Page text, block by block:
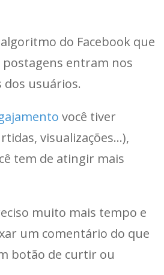
do Facebook que
entram nos
dos usuários.
você tiver
visualizações…),
tem de atingir mais
muito mais tempo e
um comentário do que
botão de curtir ou